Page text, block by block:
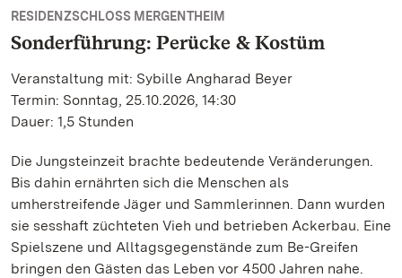
RESIDENZSCHLOSS MERGENTHEIM
Sonderführung: Perücke & Kostüm
Veranstaltung mit: Sybille Angharad Beyer
Termin: Sonntag, 25.10.2026, 14:30
Dauer: 1,5 Stunden
Die Jungsteinzeit brachte bedeutende Veränderungen.
Bis dahin ernährten sich die Menschen als
umherstreifende Jäger und Sammlerinnen. Dann wurden
sie sesshaft züchteten Vieh und betrieben Ackerbau. Eine
Spielszene und Alltagsgegenstände zum Be-Greifen
bringen den Gästen das Leben vor 4500 Jahren nahe.